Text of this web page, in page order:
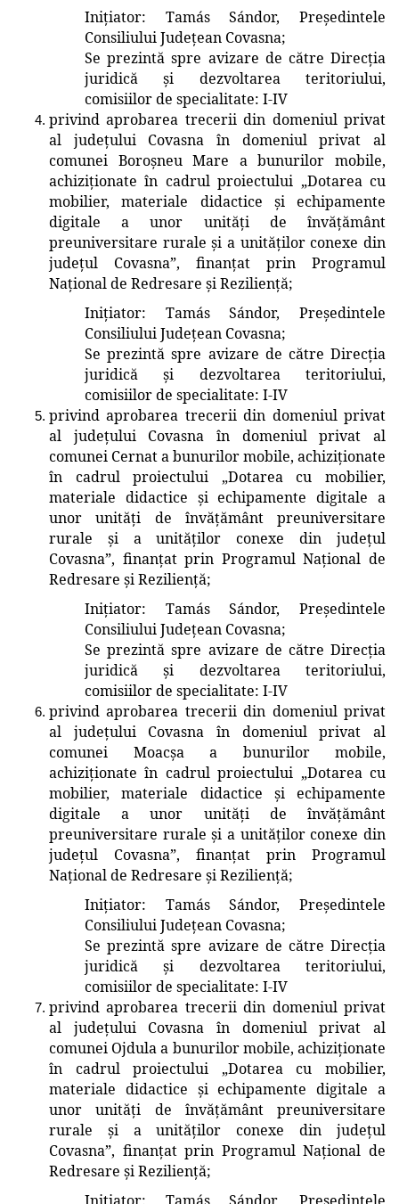
Inițiator: Tamás Sándor, Președintele
Consiliului Județean Covasna;
Se prezintă spre avizare de către Direcția
juridică și dezvoltarea teritoriului,
comisiilor de specialitate: I-IV
privind aprobarea treceriidin domeniul privat
al județului Covasna în domeniul privat al
comunei Boroșneu Mare a bunurilor mobile,
achiziționate în cadrul proiectului „Dotarea cu
mobilier, materiale didactice și echipamente
digitale a unor unități de învățământ
preuniversitare rurale și a unităților conexe din
județul Covasna”, finanțat prin Programul
Național de Redresare și Reziliență;
Inițiator: Tamás Sándor, Președintele
Consiliului Județean Covasna;
Se prezintă spre avizare de către Direcția
juridică și dezvoltarea teritoriului,
comisiilor de specialitate: I-IV
privind aprobarea treceriidin domeniul privat
al județului Covasna în domeniul privat al
comunei Cernata bunurilor mobile, achiziționate
în cadrul proiectului „Dotarea cu mobilier,
materiale didactice și echipamente digitale a
unor unități de învățământ preuniversitare
rurale și a unităților conexe din județul
Covasna”, finanțat prin Programul Național de
Redresare și Reziliență;
Inițiator: Tamás Sándor, Președintele
Consiliului Județean Covasna;
Se prezintă spre avizare de către Direcția
juridică și dezvoltarea teritoriului,
comisiilor de specialitate: I-IV
privind aprobarea treceriidin domeniul privat
al județului Covasna în domeniul privat al
comunei Moacșaa bunurilor mobile,
achiziționate în cadrul proiectului „Dotarea cu
mobilier, materiale didactice și echipamente
digitale a unor unități de învățământ
preuniversitare rurale și a unităților conexe din
județul Covasna”, finanțat prin Programul
Național de Redresare și Reziliență;
Inițiator: Tamás Sándor, Președintele
Consiliului Județean Covasna;
Se prezintă spre avizare de către Direcția
juridică și dezvoltarea teritoriului,
comisiilor de specialitate: I-IV
privind aprobarea treceriidin domeniul privat
al județului Covasna în domeniul privat al
comunei Ojdulaa bunurilor mobile, achiziționate
în cadrul proiectului „Dotarea cu mobilier,
materiale didactice și echipamente digitale a
unor unități de învățământ preuniversitare
rurale și a unităților conexe din județul
Covasna”, finanțat prin Programul Național de
Redresare și Reziliență;